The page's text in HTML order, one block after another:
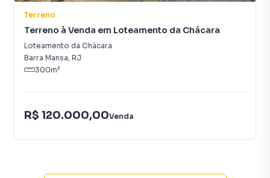
Terreno
Terreno à Venda em Loteamento da Chácara
Loteamento da Chácara
Barra Mansa, RJ
300m²
R$ 120.000,00Venda